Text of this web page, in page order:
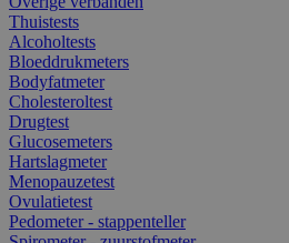
Thuistests
Alcoholtests
Bloeddrukmeters
Bodyfatmeter
Cholesteroltest
Drugtest
Glucosemeters
Hartslagmeter
Menopauzetest
Ovulatietest
Pedometer - stappenteller